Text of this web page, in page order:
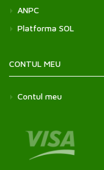
ANPC
Platforma SOL
CONTUL MEU
Contul meu